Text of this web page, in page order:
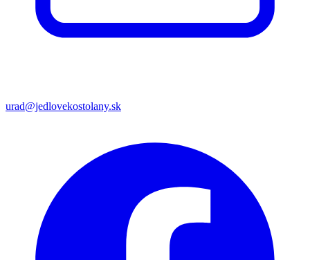
urad@jedlovekostolany.sk